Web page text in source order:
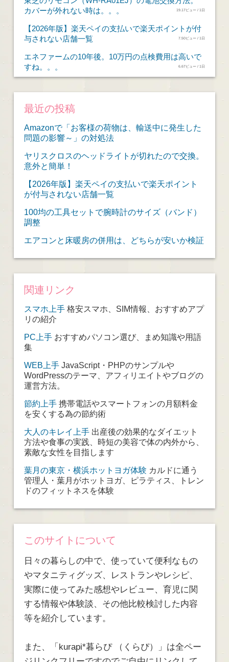
カバーが外れない時は。。。
19.17ビュー / 1日
【2026年版】楽天ペイの支払いで楽天ポイントが付
与されない店舗一覧
7.50ビュー / 1日
エネファームの10年後。10万円の点検費用は高いで
すね。。。
6.67ビュー / 1日
最近の投稿
Amazonで「お客様の荷物は、輸送中に発生した
問題の影響～」の対処法
ヤリスクロスのヘッドライトが切れたので交換。
意外と簡単！
【2026年版】楽天ペイの支払いで楽天ポイント
が付与されない店舗一覧
100均の工具セットで腕時計のサイズ（バンド）
調整
エアコンと床暖房の併用は、どちらが安いか検証
関連リンク
スマホ上手格安スマホ、SIM情報、おすすめアプ
リの紹介
PC上手おすすめパソコン選び、まめ知識や用語
集
WEB上手JavaScript・PHPのサンプルや
WordPressのテーマ、アフィリエイトやブログの
運営方法。
節約上手携帯電話やスマートフォンの月額料金
を安くする為の節約術
大人のキレイ上手出産後の効果的なダイエット
方法や食事の実践、時短の美容で体の内外から、
素敵な女性を目指します
葉月の東京・横浜ホットヨガ体験 カルドに通う
管理人・葉月がホットヨガ、ピラティス、トレン
ドのフィットネスを体験
このサイトについて
日々の暮らしの中で、使っていて便利なもの
やマタニティグッズ、レストランやレシピ、
実際に使ってみた感想やレビュー、育児に関
する情報や体験談、その他比較検討した内容
等を紹介しています。
また、「kurapi*暮らぴ （くらぴ）」は全ペー